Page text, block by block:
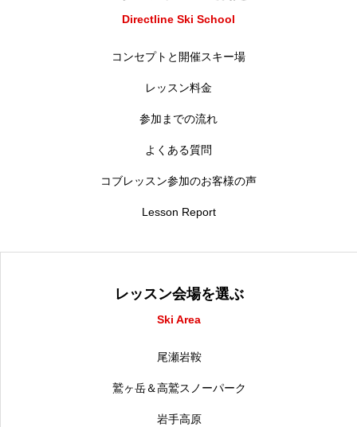
Directline Ski School
コンセプトと開催スキー場
レッスン料金
参加までの流れ
よくある質問
コブレッスン参加のお客様の声
Lesson Report
レッスン会場を選ぶ
Ski Area
尾瀬岩鞍
鷲ヶ岳＆高鷲スノーパーク
岩手高原